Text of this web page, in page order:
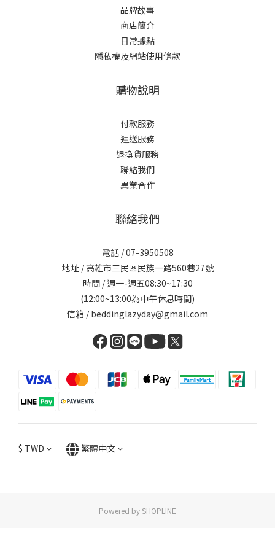
品牌故事
商店簡介
日常據點
隱私權及網站使用條款
購物說明
付款服務
運送服務
退換貨服務
聯絡我們
異業合作
聯絡我們
電話 / 07-3950508
地址 / 高雄市三民區民族一路560巷27號
時間 / 週一-週五08:30~17:30
(12:00~13:00為中午休息時間)
信箱 / beddinglazyday@gmail.com
$ TWD 繁體中文
Powered by SHOPLINE